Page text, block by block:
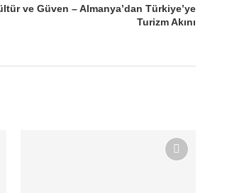
ve Güven – Almanya’dan Türkiye’ye
Turizm Akını